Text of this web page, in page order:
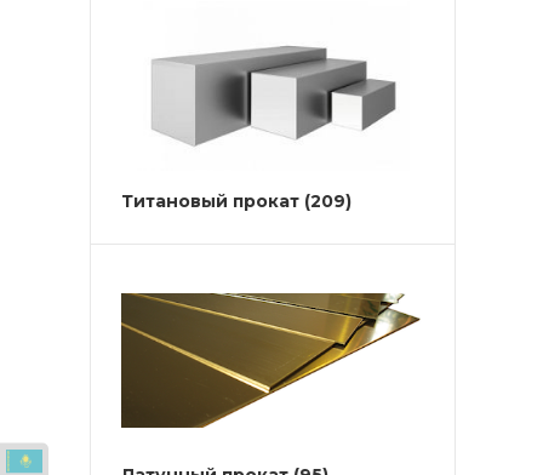
Титановый прокат (209)